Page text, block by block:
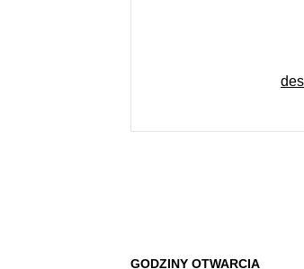
GODZINY OTWARCIA